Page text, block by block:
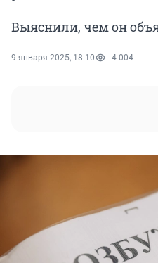
Выяснили, чем он
9 января 2025, 18:10 4 004